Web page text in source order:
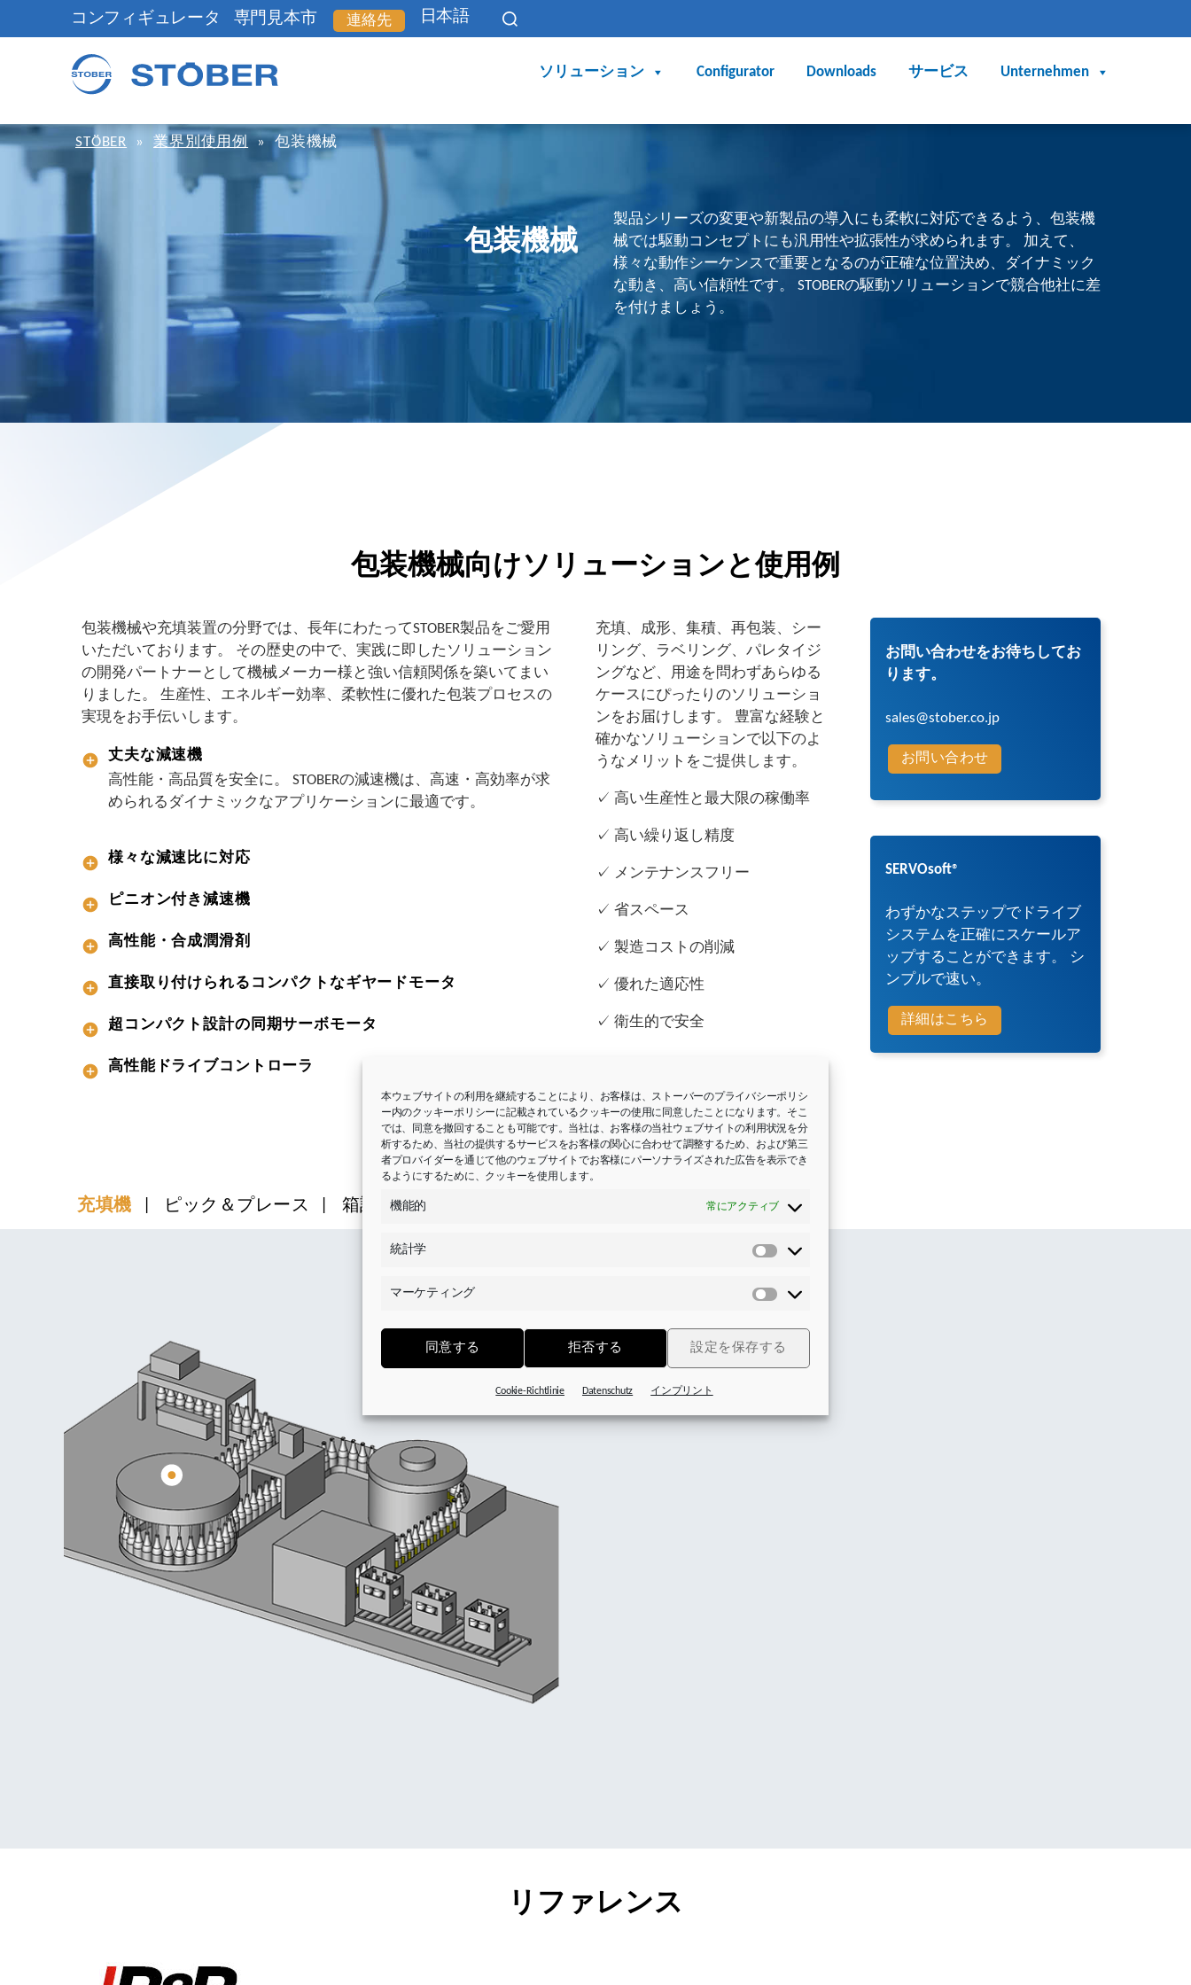
本ウェブサイトの利用を継続することにより、お客様は、ストーバーのプライバシーポリシ
ー内のクッキーポリシーに記載されているクッキーの使用に同意したことになります。そこ
では、同意を撤回することも可能です。当社は、お客様の当社ウェブサイトの利用状況を分
析するため、当社の提供するサービスをお客様の関心に合わせて調整するため、および第三
者プロバイダーを通じて他のウェブサイトでお客様にパーソナライズされた広告を表示でき
るようにするために、クッキーを使用します。
機能的 常にアクティブ
統計学
学
マーケティング
ケ
テ
グ
同意する 拒否する 設定を保存する
Cookie-Richtlinie Datenschutz インプリント
コンフィギュレータ 専門見本市 連絡先 日本語
ソリューション Configurator Downloads サービス Unternehmen
STÖBER » 業界別使用例 » 包装機械
包装機械
製品シリーズの変更や新製品の導入にも柔軟に対応できるよう、包装機
械では駆動コンセプトにも汎用性や拡張性が求められます。 加えて、
様々な動作シーケンスで重要となるのが正確な位置決め、ダイナミック
な動き、高い信頼性です。 STOBERの駆動ソリューションで競合他社に差
を付けましょう。
包装機械向けソリューションと使用例
包装機械や充填装置の分野では、長年にわたってSTOBER製品をご愛用
いただいております。 その歴史の中で、実践に即したソリューション
の開発パートナーとして機械メーカー様と強い信頼関係を築いてまい
りました。 生産性、エネルギー効率、柔軟性に優れた包装プロセスの
実現をお手伝いします。
丈夫な減速機
高性能・高品質を安全に。 STOBERの減速機は、高速・高効率が求
められるダイナミックなアプリケーションに最適です。
様々な減速比に対応
ピニオン付き減速機
高性能・合成潤滑剤
直接取り付けられるコンパクトなギヤードモータ
超コンパクト設計の同期サーボモータ
高性能ドライブコントローラ
充填、成形、集積、再包装、シー
リング、ラベリング、パレタイジ
ングなど、用途を問わずあらゆる
ケースにぴったりのソリューショ
ンをお届けします。 豊富な経験と
確かなソリューションで以下のよ
うなメリットをご提供します。
✓ 高い生産性と最大限の稼働率
✓ 高い繰り返し精度
✓ メンテナンスフリー
✓ 省スペース
✓ 製造コストの削減
✓ 優れた適応性
✓ 衛生的で安全
お問い合わせをお待ちしてお
ります。
sales@stober.co.jp
お問い合わせ
SERVOsoft®
わずかなステップでドライブ
システムを正確にスケールア
ップすることができます。 シ
ンプルで速い。
詳細はこちら
充填機 ピック＆プレース 箱詰め機
リファレンス